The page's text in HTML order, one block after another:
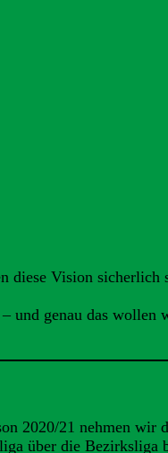
diese Vision
und genau das wollen
2020/21 nehmen wir
über die